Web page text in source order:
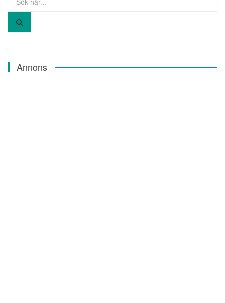
efter:
Annons